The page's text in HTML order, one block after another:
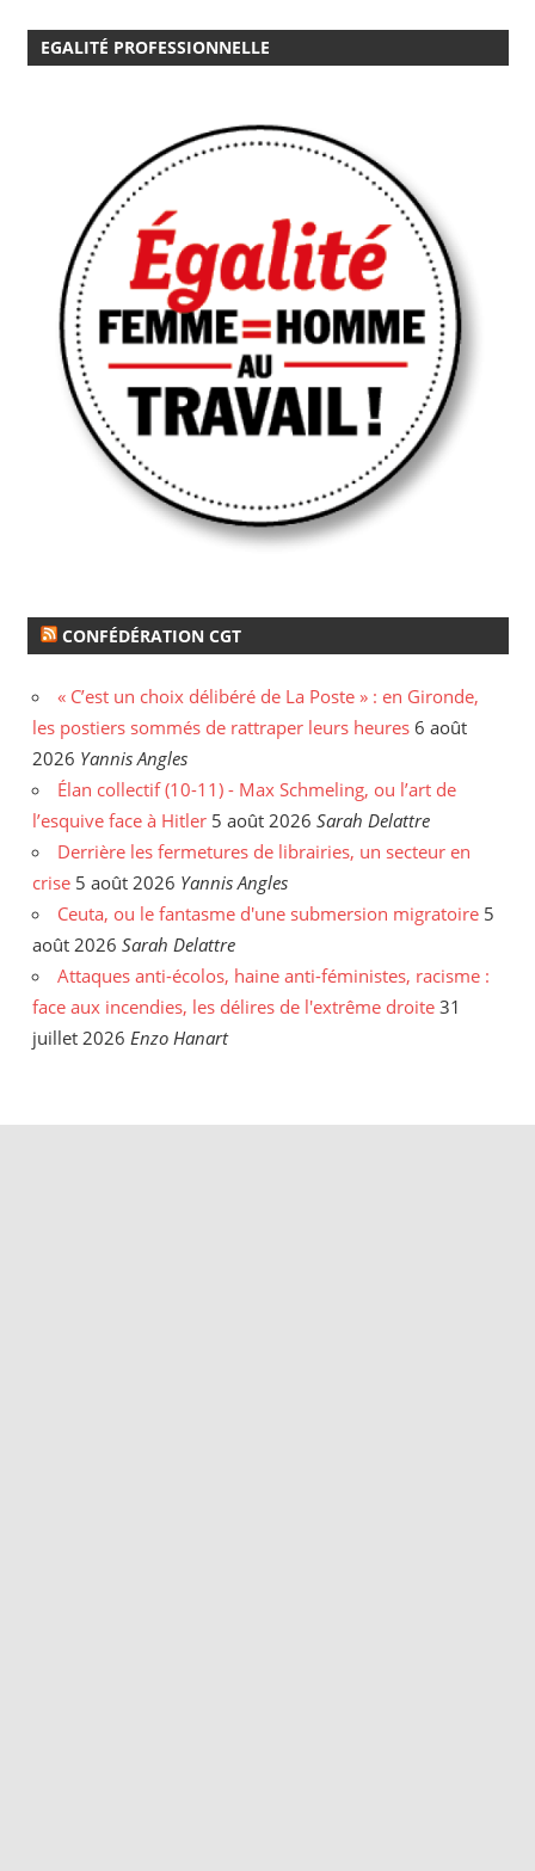
EGALITÉ PROFESSIONNELLE
CONFÉDÉRATION CGT
« C’est un choix délibéré de La Poste » : en Gironde,
les postiers sommés de rattraper leurs heures 6 août
2026 Yannis Angles
Élan collectif (10-11) - Max Schmeling, ou l’art de
l’esquive face à Hitler 5 août 2026 Sarah Delattre
Derrière les fermetures de librairies, un secteur en
crise 5 août 2026 Yannis Angles
Ceuta, ou le fantasme d'une submersion migratoire 5
août 2026 Sarah Delattre
Attaques anti-écolos, haine anti-féministes, racisme :
face aux incendies, les délires de l'extrême droite 31
juillet 2026 Enzo Hanart